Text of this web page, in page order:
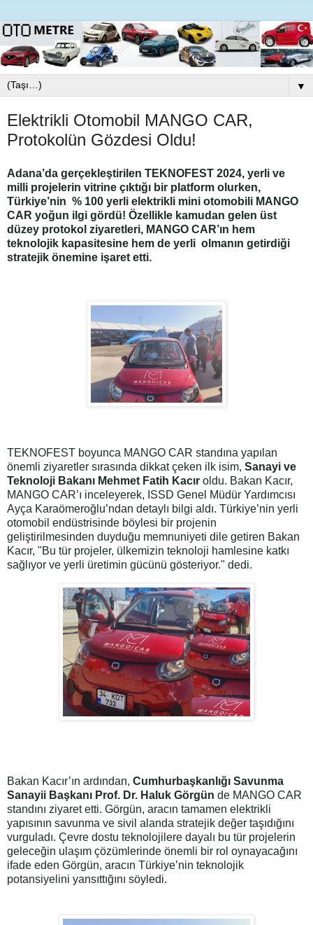
▼
Elektrikli Otomobil MANGO CAR,
Protokolün Gözdesi Oldu!
Adana’da gerçekleştirilen TEKNOFEST 2024, yerli ve
milli projelerin vitrine çıktığı bir platform olurken,
Türkiye’nin % 100 yerli elektrikli mini otomobili MANGO
CAR yoğun ilgi gördü! Özellikle kamudan gelen üst
düzey protokol ziyaretleri, MANGO CAR’ın hem
teknolojik kapasitesine hem de yerli olmanın getirdiği
stratejik önemine işaret etti.
TEKNOFEST boyunca MANGO CAR standına yapılan
önemli ziyaretler sırasında dikkat çeken ilk isim, Sanayi ve
Teknoloji Bakanı Mehmet Fatih Kacır oldu. Bakan Kacır,
MANGO CAR’ı inceleyerek, ISSD Genel Müdür Yardımcısı
Ayça Karaömeroğlu’ndan detaylı bilgi aldı. Türkiye’nin yerli
otomobil endüstrisinde böylesi bir projenin
geliştirilmesinden duyduğu memnuniyeti dile getiren Bakan
Kacır, "Bu tür projeler, ülkemizin teknoloji hamlesine katkı
sağlıyor ve yerli üretimin gücünü gösteriyor." dedi.
Bakan Kacır’ın ardından, Cumhurbaşkanlığı Savunma
Sanayii Başkanı Prof. Dr. Haluk Görgün de MANGO CAR
standını ziyaret etti. Görgün, aracın tamamen elektrikli
yapısının savunma ve sivil alanda stratejik değer taşıdığını
vurguladı. Çevre dostu teknolojilere dayalı bu tür projelerin
geleceğin ulaşım çözümlerinde önemli bir rol oynayacağını
ifade eden Görgün, aracın Türkiye’nin teknolojik
potansiyelini yansıttığını söyledi.